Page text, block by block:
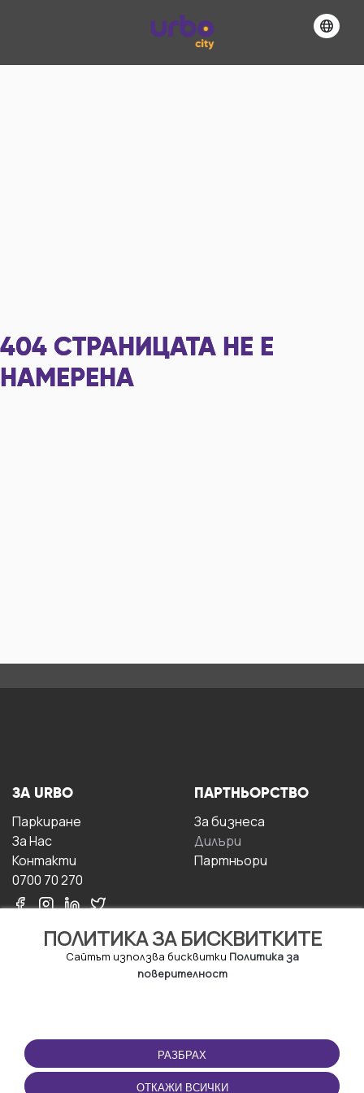
404 СТРАНИЦАТА НЕ Е
НАМЕРЕНА
ПОЛИТИКА ЗА БИСКВИТКИТЕ
Сайтът използва бисквитки Политика за
поверителност
РАЗБРАХ
ОТКАЖИ ВСИЧКИ
ЗА URBO
Паркиране
За Hас
Контакти
0700 70 270
ПАРТНЬОРСТВО
За бизнесa
Дилъри
Партньори
ПОЛЗВАНЕ
Правила и условия за
ползване
ПРИЛОЖЕНИЕТО